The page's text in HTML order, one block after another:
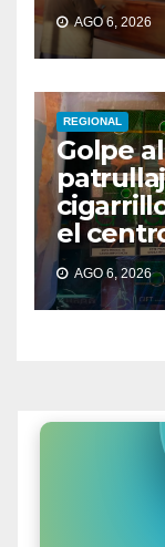
AGO 6, 2026
REGIONAL
Golpe
el
AGO 6, 2026